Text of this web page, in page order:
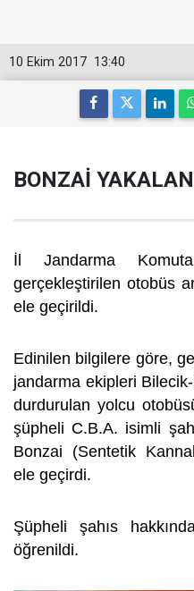
13:40
10 Ekim 2017
BONZAİ
İl Jandarma
gerçekleştirilen otobüs
ele geçirildi.
Edinilen bilgilere göre,
jandarma ekipleri
durdurulan yolcu
şüpheli C.B.A. isimli
Bonzai (Sentetik
ele geçirdi.
Şüpheli şahıs
öğrenildi.